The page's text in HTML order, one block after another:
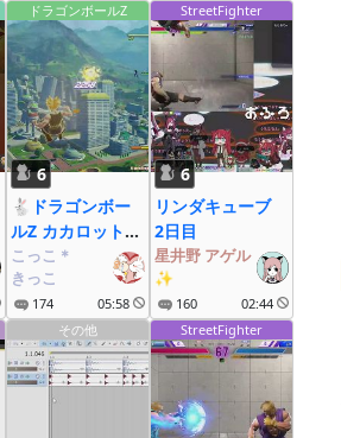
ドラゴンボールZ
6
🐇ドラゴンボー
ルZ カカロット#8
未来トランクス編
(DLC)
こっこ＊
きっこ
174 05:58
StreetFighter
6
リンダキューブ
2日目
星井野 アゲル
✨
160
02:44
その他 StreetFighter